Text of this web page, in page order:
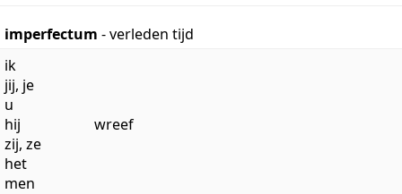
imperfectum - verleden tijd
ik
jij, je
u
hij
zij, ze
het
men
wreef